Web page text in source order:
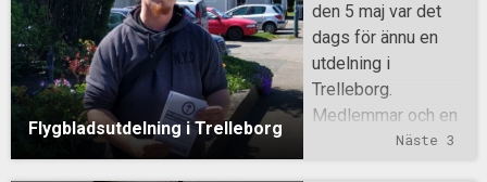
Flygbladsutdelning i Trelleborg
den 5 maj var det
dags för ännu en
utdelning i
Trelleborg.
Medlemmar och en
sympatisör möttes
Näste 3